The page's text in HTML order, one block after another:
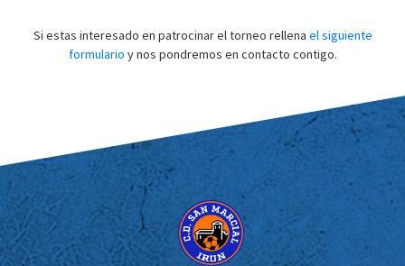
Si estas interesado en patrocinar el torneo rellena el siguiente
formulario y nos pondremos en contacto contigo.